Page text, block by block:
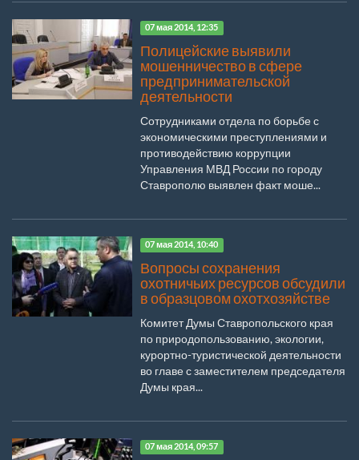
07 мая 2014, 12:35
Полицейские выявили
мошенничество в сфере
предпринимательской
деятельности
Сотрудниками отдела по борьбе с
экономическими преступлениями и
противодействию коррупции
Управления МВД России по городу
Ставрополю выявлен факт моше...
07 мая 2014, 10:40
Вопросы сохранения
охотничьих ресурсов обсудили
в образцовом охотхозяйстве
Комитет Думы Ставропольского края
по природопользованию, экологии,
курортно-туристической деятельности
во главе с заместителем председателя
Думы края...
07 мая 2014, 09:57